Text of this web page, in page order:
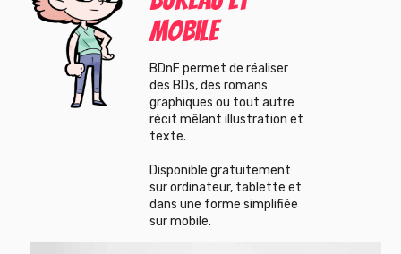
mobile
BDnF permet de réaliser
des BDs, des romans
graphiques ou tout autre
récit mêlant illustration et
texte.
Disponible gratuitement
sur ordinateur, tablette et
dans une forme simplifiée
sur mobile.